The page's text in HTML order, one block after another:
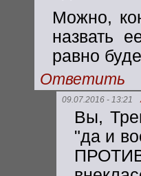
Можно,
назвать
равно
Ответить
09.07.2016 - 13:21
Вы,
"да и